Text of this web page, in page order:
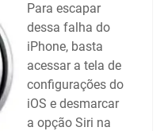
Para escapar
dessa falha do
iPhone, basta
acessar a tela de
configurações do
iOS e desmarcar
a opção Siri na